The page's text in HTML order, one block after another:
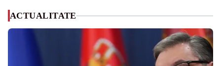
ACTUALITATE